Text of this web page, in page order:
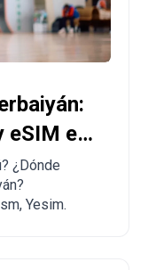
eSIM en
¿Dónde
Yesim.